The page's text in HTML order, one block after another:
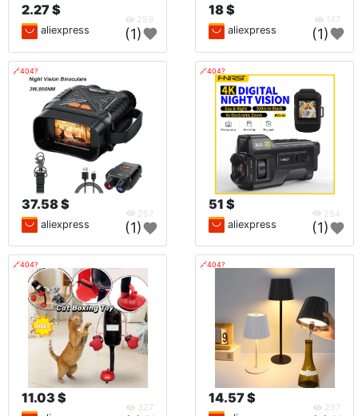
2.27 $
259
aliexpress (1)
18 $
147
aliexpress (1)
🔗404?
37.58 $
257
aliexpress (1)
🔗404?
51 $
254
aliexpress (1)
🔗404?
11.03 $
327
🔗404?
14.57 $
297